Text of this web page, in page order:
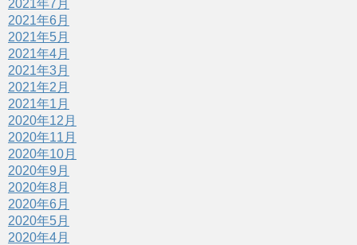
2021年7月
2021年6月
2021年5月
2021年4月
2021年3月
2021年2月
2021年1月
2020年12月
2020年11月
2020年10月
2020年9月
2020年8月
2020年6月
2020年5月
2020年4月